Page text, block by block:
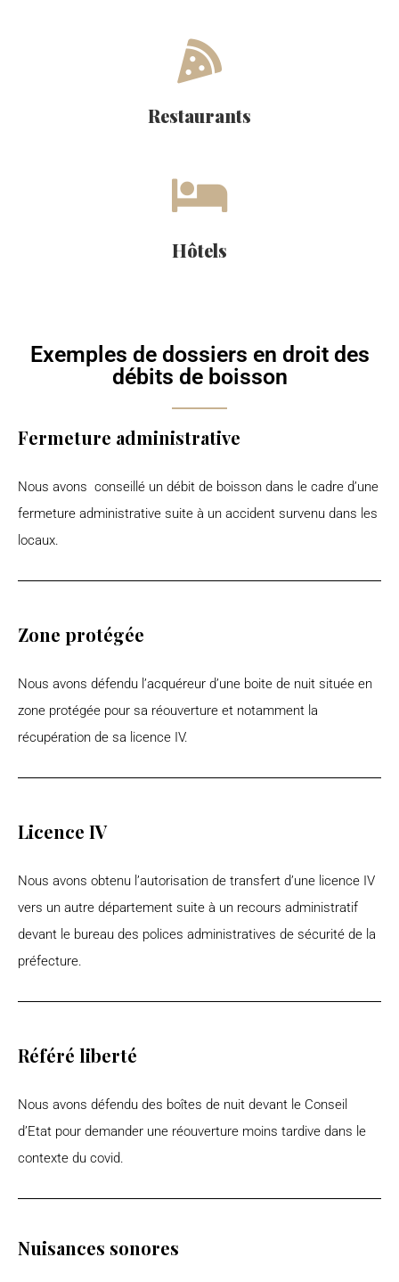
Restaurants
Hôtels
Exemples de dossiers en droit des
débits de boisson
Fermeture administrative
Nous avons conseillé un débit de boisson dans le cadre d’une
fermeture administrative suite à un accident survenu dans les
locaux.
Zone protégée
Nous avons défendu l’acquéreur d’une boite de nuit située en
zone protégée pour sa réouverture et notamment la
récupération de sa licence IV.
Licence IV
Nous avons obtenu l’autorisation de transfert d’une licence IV
vers un autre département suite à un recours administratif
devant le bureau des polices administratives de sécurité de la
préfecture.
Référé liberté
Nous avons défendu des boîtes de nuit devant le Conseil
d’Etat pour demander une réouverture moins tardive dans le
contexte du covid.
Nuisances sonores